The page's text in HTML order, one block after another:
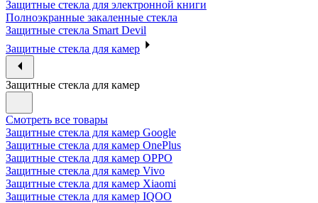
Защитные стекла для электронной книги
Полноэкранные закаленные стекла
Защитные стекла Smart Devil
Защитные стекла для камер
Защитные стекла для камер
Смотреть все товары
Защитные стекла для камер Google
Защитные стекла для камер OnePlus
Защитные стекла для камер OPPO
Защитные стекла для камер Vivo
Защитные стекла для камер Xiaomi
Защитные стекла для камер IQOO